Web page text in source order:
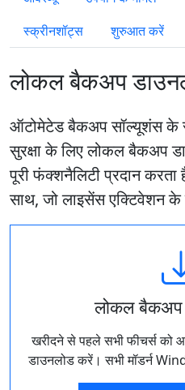
स्क्रीनशॉट्स
शुरुआत करें
लोकल बैकअप
ऑटोमेटेड बैकअप सॉल्यूशंस के
सुरक्षा के लिए लोकल बैकअप
पूरी फंक्शनैलिटी प्रदान
साथ, जो लाइसेंस एक्टिवेशन के
लोकल बैकअप
खरीदने से पहले सभी फीचर्स
डाउनलोड करें। सभी मॉडर्न